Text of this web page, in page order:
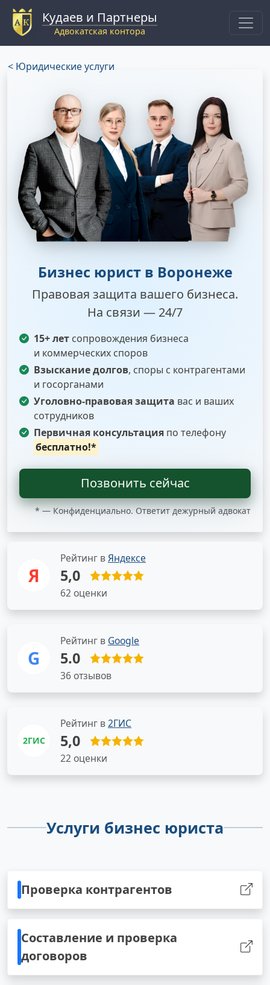
Кудаев и Партнеры
Адвокатская контора
< Юридические услуги
Бизнес юрист в Воронеже
Правовая защита вашего бизнеса.
На связи — 24/7
15+ лет сопровождения бизнеса
и коммерческих споров
Взыскание долгов, споры с контрагентами
и госорганами
Уголовно-правовая защита вас и ваших
сотрудников
Первичная консультация по телефону
бесплатно!*
Позвонить сейчас
* — Конфиденциально. Ответит дежурный адвокат
Я
Рейтинг вЯндексе
5,0
62 оценки
G
Рейтинг в Google
5.0
36 отзывов
2ГИС
Рейтинг в2ГИС
5,0
22 оценки
Услуги бизнес юриста
Проверка контрагентов
Составление и проверка
договоров